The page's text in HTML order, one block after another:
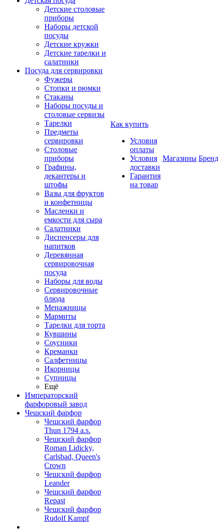
Детские столовые
приборы
Наборы детской
посуды
Детские кружки
Детские тарелки и
салатники
Посуда для сервировки
Фужеры
Стопки и рюмки
Стаканы
Наборы посуды и
столовые сервизы
Тарелки
Предметы
сервировки
Столовые
приборы
Графины,
декантеры и
штофы
Вазы для фруктов
и конфетницы
Масленки и
емкости для сыра
Салатники
Диспенсеры для
напитков
Деревянная
сервировочная
посуда
Наборы для воды
Сервировочные
блюда
Менажницы
Мармиты
Тарелки для торта
Кувшины
Соусники
Креманки
Салфетницы
Икорницы
Супницы
Ещё
Императорский
фарфоровый завод
Чешский фарфор
Чешский фарфор
Thun 1794 a.s.
Чешский фарфор
Roman Lidicky,
Carlsbad, Queen's
Crown
Чешский фарфор
Leander
Чешский фарфор
Repast
Чешский фарфор
Rudolf Kampf
Как купить
Условия
оплаты
Условия
доставки
Гарантия
на товар
Магазины